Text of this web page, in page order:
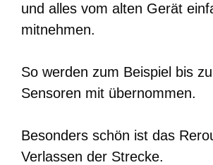
und alles vom alten Gerät
mitnehmen.
So werden zum Beispiel bis
Sensoren mit übernommen.
Besonders schön ist das
Verlassen der Strecke.